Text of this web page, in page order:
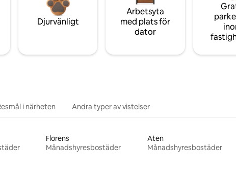
Djurvänligt
Arbetsyta
med plats för
dator
i närheten Andra typer av vistelser
Florens
Månadshyresbostäder
Aten
Månadshyresbostäder